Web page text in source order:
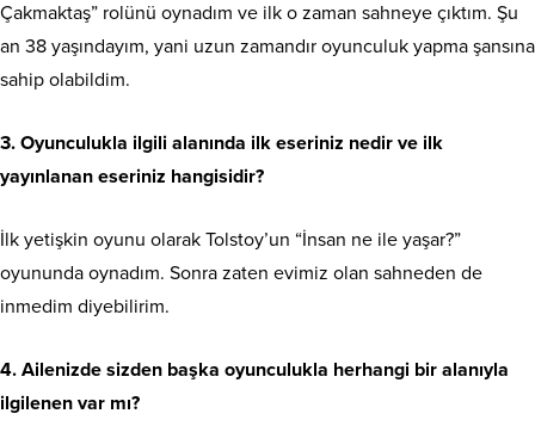
Çakmaktaş” rolünü oynadım ve ilk o zaman sahneye çıktım. Şu
an 38 yaşındayım, yani uzun zamandır oyunculuk yapma şansına
sahip olabildim.
3. Oyunculukla ilgili alanında ilk eseriniz nedir ve ilk
yayınlanan eseriniz hangisidir?
İlk yetişkin oyunu olarak Tolstoy’un “İnsan ne ile yaşar?”
oyununda oynadım. Sonra zaten evimiz olan sahneden de
inmedim diyebilirim.
4. Ailenizde sizden başka oyunculukla herhangi bir alanıyla
ilgilenen var mı?